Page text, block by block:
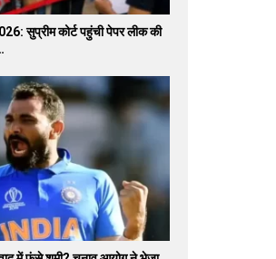
सुप्रीम कोर्ट पहुंची पेपर लीक की